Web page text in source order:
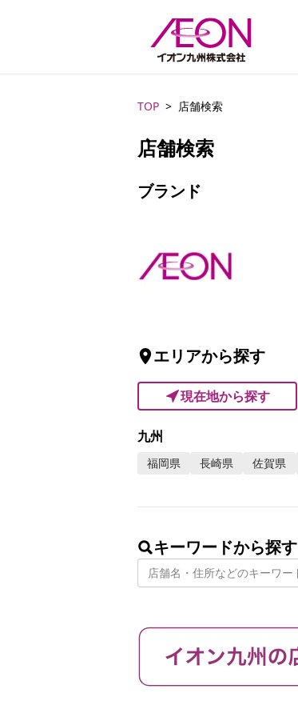
TOP 店舗検索
店舗検索
ブランド
エリアから探す
現在地から探す
九州
福岡県 長崎県 佐賀県
キーワードから探す